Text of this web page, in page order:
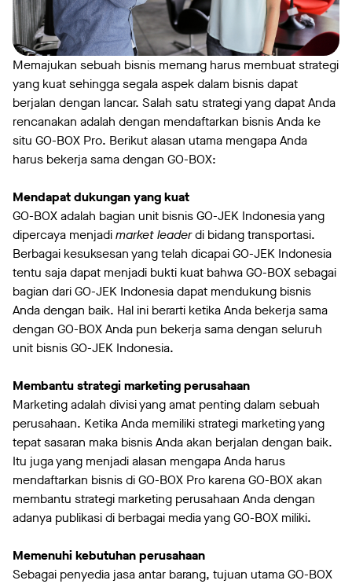
Memajukan sebuah bisnis memang harus membuat strategi
yang kuat sehingga segala aspek dalam bisnis dapat
berjalan dengan lancar. Salah satu strategi yang dapat Anda
rencanakan adalah dengan mendaftarkan bisnis Anda ke
situ GO-BOX Pro. Berikut alasan utama mengapa Anda
harus bekerja sama dengan GO-BOX:
Mendapat dukungan yang kuat
GO-BOX adalah bagian unit bisnis GO-JEK Indonesia yang
dipercaya menjadimarket leaderdi bidang transportasi.
Berbagai kesuksesan yang telah dicapai GO-JEK Indonesia
tentu saja dapat menjadi bukti kuat bahwa GO-BOX sebagai
bagian dari GO-JEK Indonesia dapat mendukung bisnis
Anda dengan baik. Hal ini berarti ketika Anda bekerja sama
dengan GO-BOX Anda pun bekerja sama dengan seluruh
unit bisnis GO-JEK Indonesia.
Membantu strategi marketing perusahaan
Marketing adalah divisi yang amat penting dalam sebuah
perusahaan. Ketika Anda memiliki strategi marketing yang
tepat sasaran maka bisnis Anda akan berjalan dengan baik.
Itu juga yang menjadi alasan mengapa Anda harus
mendaftarkan bisnis di GO-BOX Pro karena GO-BOX akan
membantu strategi marketing perusahaan Anda dengan
adanya publikasi di berbagai media yang GO-BOX miliki.
Memenuhi kebutuhan perusahaan
Sebagai penyedia jasa antar barang, tujuan utama GO-BOX